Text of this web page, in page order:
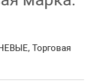
Торговая